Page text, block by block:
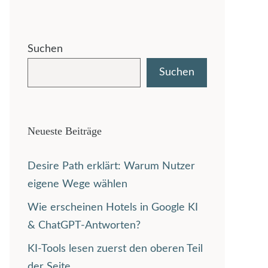
Suchen
Suchen
Neueste Beiträge
Desire Path erklärt: Warum Nutzer
eigene Wege wählen
Wie erscheinen Hotels in Google KI
& ChatGPT-Antworten?
KI-Tools lesen zuerst den oberen Teil